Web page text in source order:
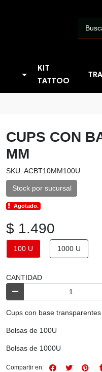
KIT
TATTOO
CUPS CON
MM
SKU: ACBT10MM100U
Stock por sucursal
Agotado.
$ 1.490
100 U 1000 U
CANTIDAD
Cups con base transparentes
Bolsas de 100U
Bolsas de 1000U
Compartir en: